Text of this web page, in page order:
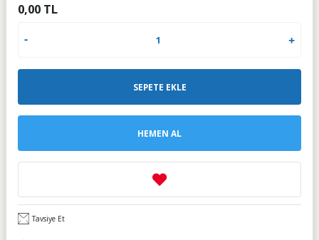
0,00 TL
SEPETE EKLE
HEMEN AL
Tavsiye Et